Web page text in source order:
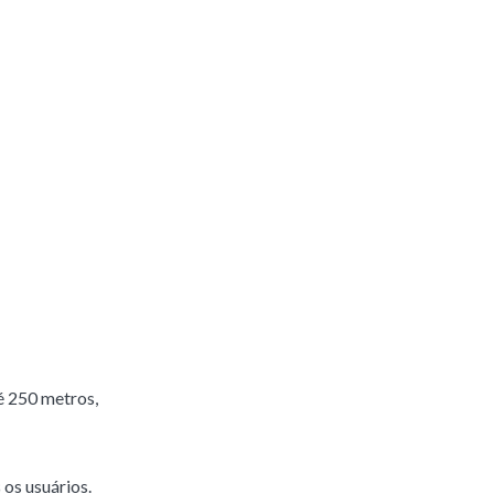
250 metros,
usuários.